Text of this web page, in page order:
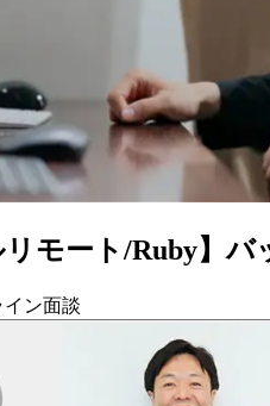
リモート/Ruby】
イン面談